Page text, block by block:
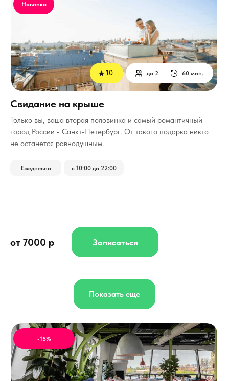
Только вы, ваша вторая половинка и самый романтичный
город России - Санкт-Петербург. От такого подарка никто
не останется равнодушным.
от 7000 р
60 мин.
до 2
Ежедневно с 10:00 до 22:00
Новинка
Записаться
Свидание на крыше
10
Показать еще
-15%